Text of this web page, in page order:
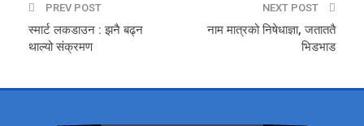
PREV POST
स्मार्ट लकडाउन : झनै बढ्न
थाल्यो संक्रमण
NEXT POST
नाम मात्रको निषेधाज्ञा, जताततै
भिडभाड